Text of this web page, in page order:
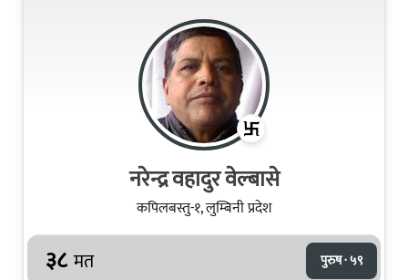
नरेन्द्र वहादुर वेल्बासे
कपिलबस्तु-१, लुम्बिनी प्रदेश
३८ मत पुरुष · ५९